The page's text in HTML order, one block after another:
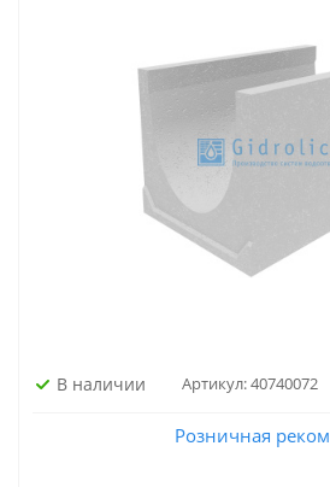
В наличии Артикул:40740072
Розничная